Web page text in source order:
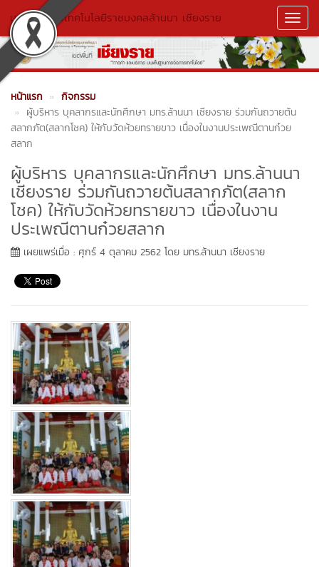
มหาวิทยาลัยเทคโนโลยีราชมงคลล้านนา เชียงราย
หน้าแรก
กิจกรรม
ผู้บริหาร บุคลากรและนักศึกษา มทร.ล้านนา เชียงราย ร่วมกันถวายต้น
สลากภัต(สลากโชค) ให้กับวัดห้วยทรายขาว เนื่องในงานประเพณีตานก๋วย
สลาก
ผู้บริหาร บุคลากรและนักศึกษา มทร.ล้านนา
เชียงราย ร่วมกันถวายต้นสลากภัต(สลาก
โชค) ให้กับวัดห้วยทรายขาว เนื่องในงาน
ประเพณีตานก๋วยสลาก
เผยแพร่เมื่อ : ศุกร์ 4 ตุลาคม 2562 โดย มทร.ล้านนา เชียงราย